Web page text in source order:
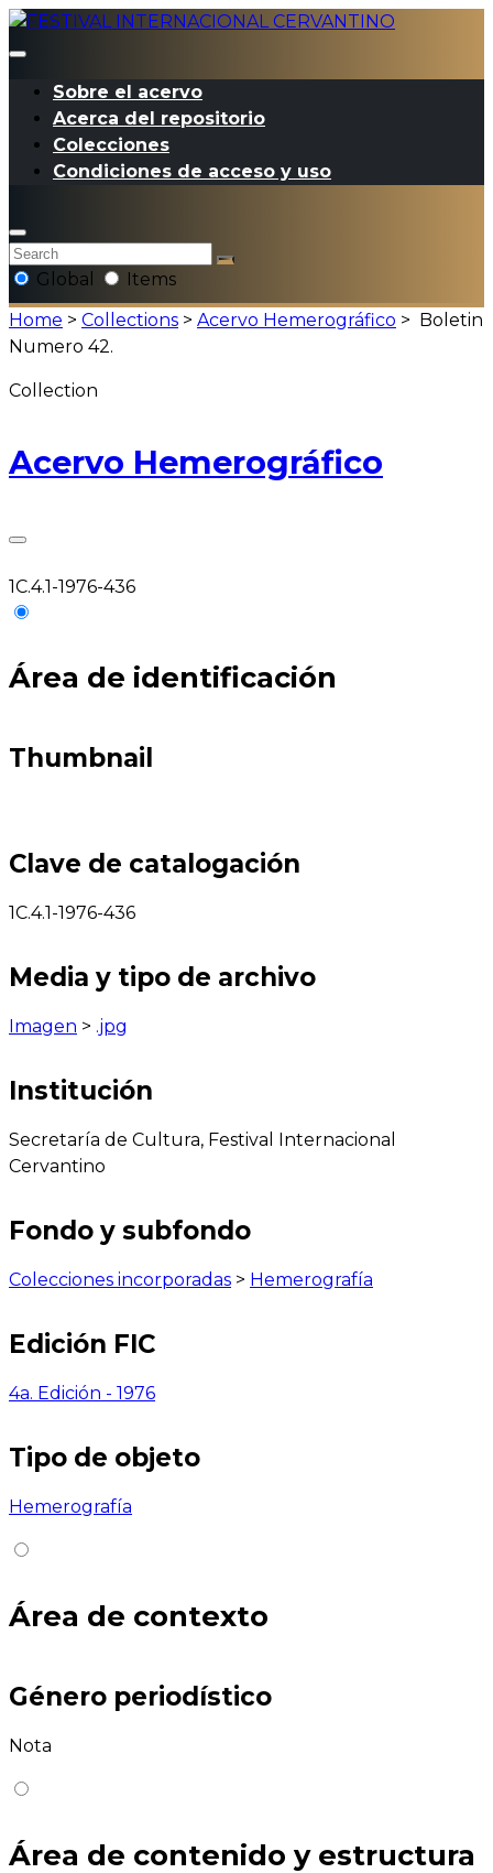
Sobre el acervo
Acerca del repositorio
Colecciones
Condiciones de acceso y uso
Global
Items
Home > Collections > Acervo Hemerográfico >
Boletin
Numero 42.
Collection
Acervo Hemerográfico
1C.4.1-1976-436
Área de identificación
Thumbnail
Clave de catalogación
1C.4.1-1976-436
Media y tipo de archivo
Imagen > .jpg
Institución
Secretaría de Cultura, Festival Internacional
Cervantino
Fondo y subfondo
Colecciones incorporadas > Hemerografía
Edición FIC
4a. Edición - 1976
Tipo de objeto
Hemerografía
Área de contexto
Género periodístico
Nota
Área de contenido y estructura